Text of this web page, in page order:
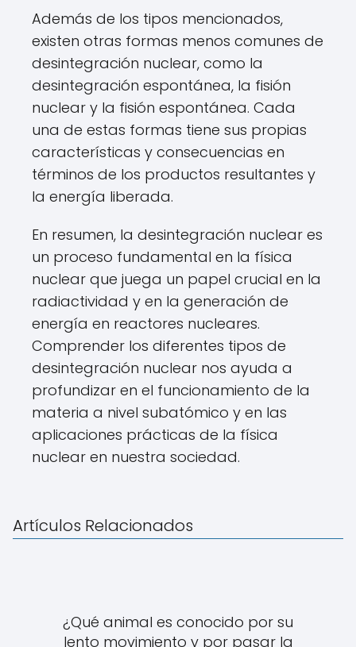
Además de los tipos mencionados,
existen otras formas menos comunes de
desintegración nuclear, como la
desintegración espontánea, la fisión
nuclear y la fisión espontánea. Cada
una de estas formas tiene sus propias
características y consecuencias en
términos de los productos resultantes y
la energía liberada.
En resumen, la desintegración nuclear es
un proceso fundamental en la física
nuclear que juega un papel crucial en la
radiactividad y en la generación de
energía en reactores nucleares.
Comprender los diferentes tipos de
desintegración nuclear nos ayuda a
profundizar en el funcionamiento de la
materia a nivel subatómico y en las
aplicaciones prácticas de la física
nuclear en nuestra sociedad.
Artículos Relacionados
¿Qué animal es conocido por su
lento movimiento y por pasar la